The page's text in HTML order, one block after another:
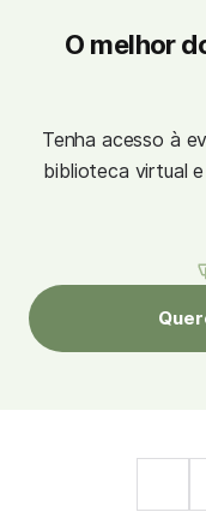
O melhor
Tenha acesso à
biblioteca virtual